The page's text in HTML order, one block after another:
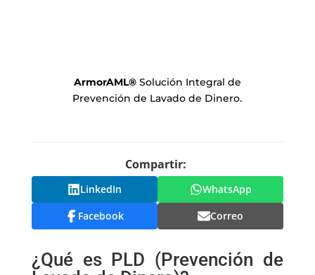
ArmorAML® Solución Integral de
Prevención de Lavado de Dinero.
Compartir:
LinkedIn
WhatsApp
Facebook
Correo
¿Qué es PLD (Prevención de